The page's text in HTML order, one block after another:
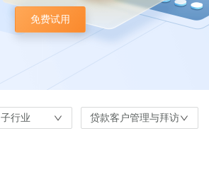
免费试用
子行业 贷款客户管理与拜访